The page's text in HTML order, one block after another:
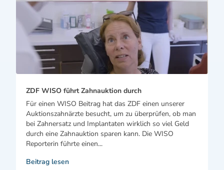
ZDF WISO führt Zahnauktion durch
Für einen WISO Beitrag hat das ZDF einen unserer
Auktionszahnärzte besucht, um zu überprüfen, ob man
bei Zahnersatz und Implantaten wirklich so viel Geld
durch eine Zahnauktion sparen kann. Die WISO
Reporterin führte einen...
Beitrag lesen